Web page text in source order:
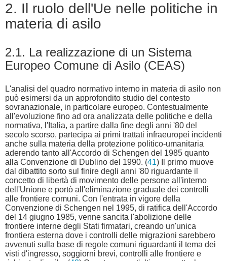
2. Il ruolo dell'Ue nelle politiche in
materia di asilo
2.1. La realizzazione di un Sistema
Europeo Comune di Asilo (CEAS)
L'analisi del quadro normativo interno in materia di asilo non
può esimersi da un approfondito studio del contesto
sovranazionale, in particolare europeo. Contestualmente
all'evoluzione fino ad ora analizzata delle politiche e della
normativa, l'Italia, a partire dalla fine degli anni '80 del
secolo scorso, partecipa ai primi trattati infraeuropei incidenti
anche sulla materia della protezione politico-umanitaria
aderendo tanto all'Accordo di Schengen del 1985 quanto
alla Convenzione di Dublino del 1990. (41) Il primo muove
dal dibattito sorto sul finire degli anni '80 riguardante il
concetto di libertà di movimento delle persone all'interno
dell'Unione e portò all'eliminazione graduale dei controlli
alle frontiere comuni. Con l'entrata in vigore della
Convenzione di Schengen nel 1995, di ratifica dell'Accordo
del 14 giugno 1985, venne sancita l'abolizione delle
frontiere interne degli Stati firmatari, creando un'unica
frontiera esterna dove i controlli delle migrazioni sarebbero
avvenuti sulla base di regole comuni riguardanti il tema dei
visti d'ingresso, soggiorni brevi, controlli alle frontiere e